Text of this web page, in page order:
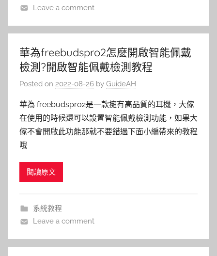
Leave a comment
華為freebudspro2怎麼開啟智能佩戴
檢測?開啟智能佩戴檢測教程
Posted on 2022-08-26 by GuideAH
華為 freebudspro2是一款擁有高品質的耳機，大傢
在使用的時候還可以設置智能佩戴檢測功能，如果大
傢不會開啟此功能那就不要錯過下面小編帶來的教程
哦
閱讀原文
系統教程
Leave a comment